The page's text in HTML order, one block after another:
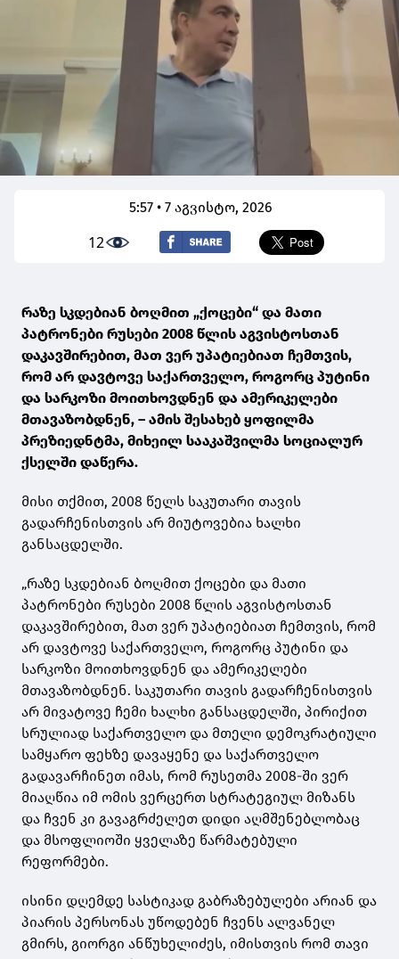
5:57 • 7 აგვისტო, 2026
12
რაზე სკდებიან ბოღმით „ქოცები“ და მათი
პატრონები რუსები 2008 წლის აგვისტოსთან
დაკავშირებით, მათ ვერ უპატიებიათ ჩემთვის,
რომ არ დავტოვე საქართველო, როგორც პუტინი
და სარკოზი მოითხოვდნენ და ამერიკელები
მთავაზობდნენ, – ამის შესახებ ყოფილმა
პრეზიედნტმა, მიხეილ სააკაშვილმა სოციალურ
ქსელში დაწერა.
მისი თქმით, 2008 წელს საკუთარი თავის
გადარჩენისთვის არ მიუტოვებია ხალხი
განსაცდელში.
„რაზე სკდებიან ბოღმით ქოცები და მათი
პატრონები რუსები 2008 წლის აგვისტოსთან
დაკავშირებით, მათ ვერ უპატიებიათ ჩემთვის, რომ
არ დავტოვე საქართველო, როგორც პუტინი და
სარკოზი მოითხოვდნენ და ამერიკელები
მთავაზობდნენ. საკუთარი თავის გადარჩენისთვის
არ მივატოვე ჩემი ხალხი განსაცდელში, პირიქით
სრულიად საქართველო და მთელი დემოკრატიული
სამყარო ფეხზე დავაყენე და საქართველო
გადავარჩინეთ იმას, რომ რუსეთმა 2008-ში ვერ
მიაღწია იმ ომის ვერცერთ სტრატეგიულ მიზანს
და ჩვენ კი გავაგრძელეთ დიდი აღმშენებლობაც
და მსოფლიოში ყველაზე წარმატებული
რეფორმები.
ისინი დღემდე სასტიკად გაბრაზებულები არიან და
პიარის პერსონას უწოდებენ ჩვენს ალვანელ
გმირს, გიორგი ანწუხელიძეს, იმისთვის რომ თავი